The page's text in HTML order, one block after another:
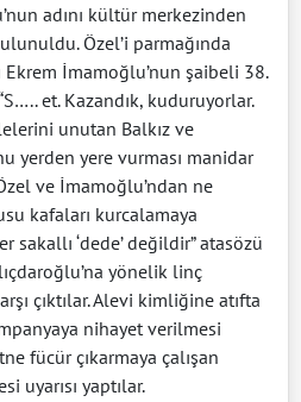
adını kültür merkezinden
Özel’i parmağında
İmamoğlu’nun şaibeli 38.
et. Kazandık, kuduruyorlar.
unutan Balkız ve
yerden yere vurması manidar
ve İmamoğlu’ndan ne
kafaları kurcalamaya
sakallı ‘dede’ değildir” atasözü
yönelik linç
çıktılar. Alevi kimliğine atıfta
nihayet verilmesi
fücür çıkarmaya çalışan
uyarısı yaptılar.